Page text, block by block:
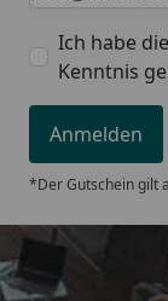
Ich habe die
Kenntnis
Anmelden
*Der Gutschein gilt